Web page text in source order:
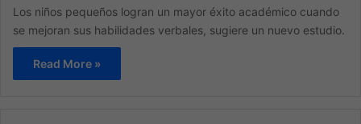
Los niños pequeños logran un mayor éxito académico cuando
se mejoran sus habilidades verbales, sugiere un nuevo estudio.
Read More »